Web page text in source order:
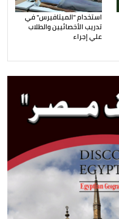
استخدام "الميتافيرس" في
تدريب الأخصائيين والطلاب
علي إجراء